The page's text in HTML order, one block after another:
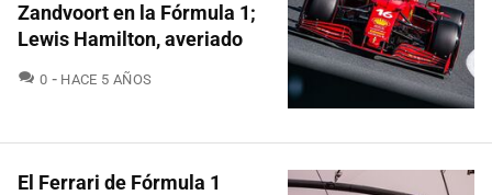
Zandvoort en la Fórmula 1;
Lewis Hamilton, averiado
0 COMENTARIOS
HACE 5 AÑOS
El Ferrari de Fórmula 1